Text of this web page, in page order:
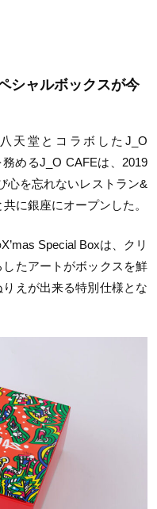
シャルボックスが今
天堂とコラボしたJ_O
務めるJ_O CAFEは、 2019
心を忘れないレストラン&
共に銀座にオープンした。
X’mas Special Boxは、クリ
たアートがボックスを鮮
えが出来る特別仕様とな